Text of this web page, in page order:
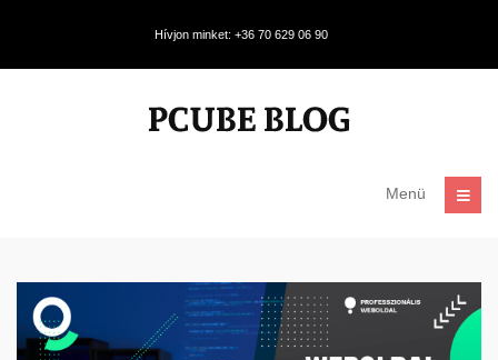
Hívjon minket: +36 70 629 06 90
Menü